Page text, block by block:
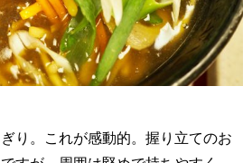
り。これが感動的。握り立てのお